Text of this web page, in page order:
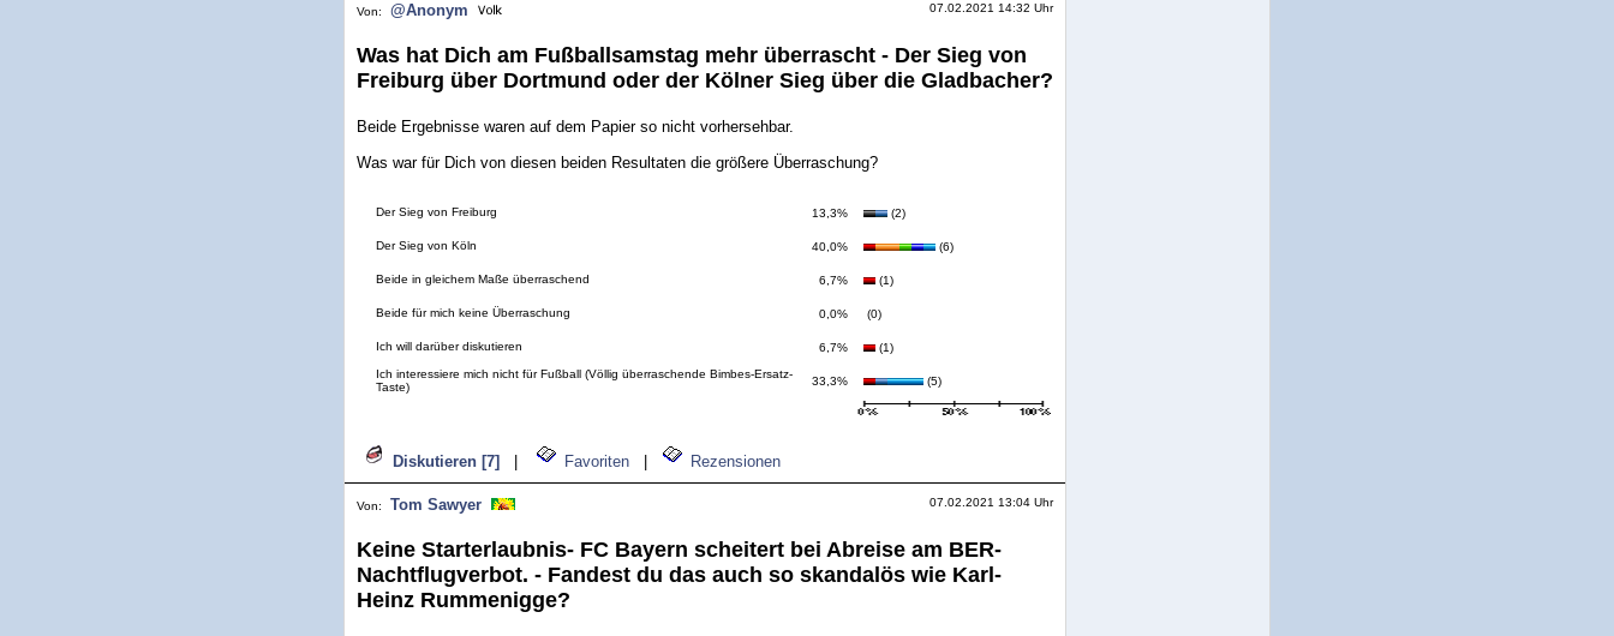
Von: @Anonym 07.02.2021 14:32 Uhr
Was hat Dich am Fußballsamstag mehr überrascht - Der Sieg von
Freiburg über Dortmund oder der Kölner Sieg über die Gladbacher?
Beide Ergebnisse waren auf dem Papier so nicht vorhersehbar.
Was war für Dich von diesen beiden Resultaten die größere Überraschung?
Der Sieg von Freiburg 13,3% (2)
Der Sieg von Köln 40,0% (6)
Beide in gleichem Maße überraschend 6,7% (1)
Beide für mich keine Überraschung 0,0% (0)
Ich will darüber diskutieren 6,7%
(1)
Ich interessiere mich nicht für Fußball (Völlig überraschende Bimbes-Ersatz-
Taste)
33,3% (5)
Diskutieren [7] Favoriten Rezensionen
Von: Tom Sawyer 07.02.2021 13:04 Uhr
Keine Starterlaubnis- FC Bayern scheitert bei Abreise am BER-
Nachtflugverbot. - Fandest du das auch so skandalös wie Karl-
Heinz Rummenigge?